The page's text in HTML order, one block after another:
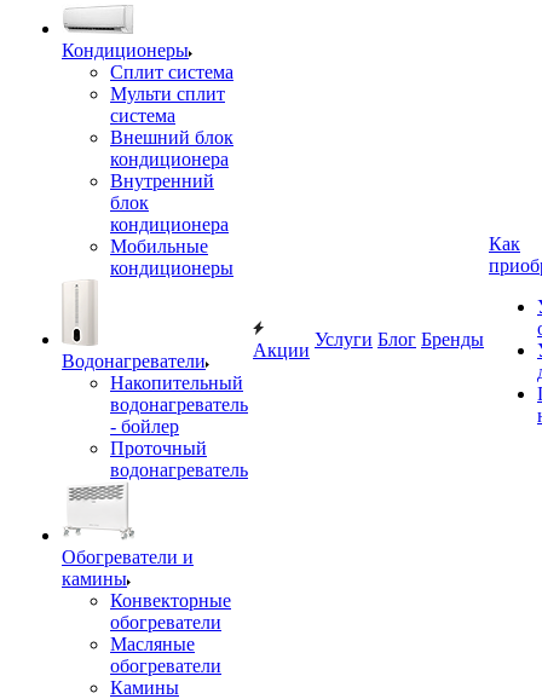
Кондиционеры
Сплит система
Мульти сплит
система
Внешний блок
кондиционера
Внутренний
блок
кондиционера
Мобильные
кондиционеры
Водонагреватели
Накопительный
водонагреватель
- бойлер
Проточный
водонагреватель
Обогреватели и
камины
Конвекторные
обогреватели
Масляные
обогреватели
Камины
Акции
Услуги Блог Бренды
Как